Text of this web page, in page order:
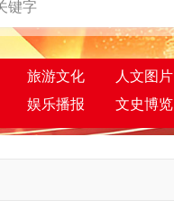
旅游文化 人文图片
娱乐播报 文史博览